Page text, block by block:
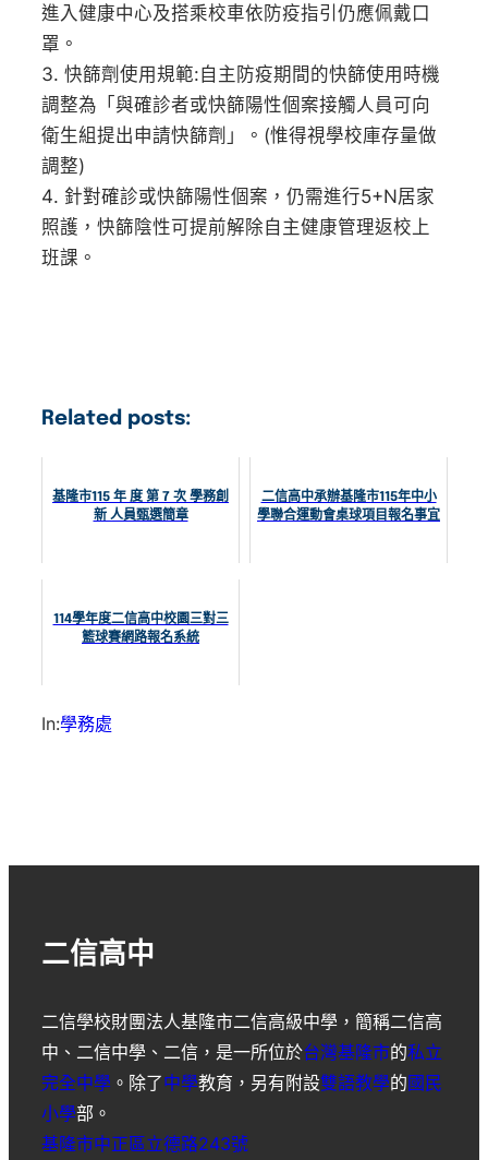
進入健康中心及搭乘校車依防疫指引仍應佩戴口
罩。
快篩劑使用規範:自主防疫期間的快篩使用時機
調整為「與確診者或快篩陽性個案接觸人員可向
衛生組提出申請快篩劑」。(惟得視學校庫存量做
調整)
針對確診或快篩陽性個案，仍需進行5+N居家
照護，快篩陰性可提前解除自主健康管理返校上
班課。
Related posts:
基隆市115 年 度 第 7 次 學務創
新 人員甄選簡章
二信高中承辦基隆市115年中小
學聯合運動會桌球項目報名事宜
114學年度二信高中校園三對三
籃球賽網路報名系統
In:學務處
二信高中
二信學校財團法人基隆市二信高級中學 ，簡稱二信高
中 、 二信中學 、 二信 ，是一所位於台灣基隆市的私立
完全中學 。除了中學教育，另有附設雙語教學的國民
小學部。
基隆市中正區立德路243號